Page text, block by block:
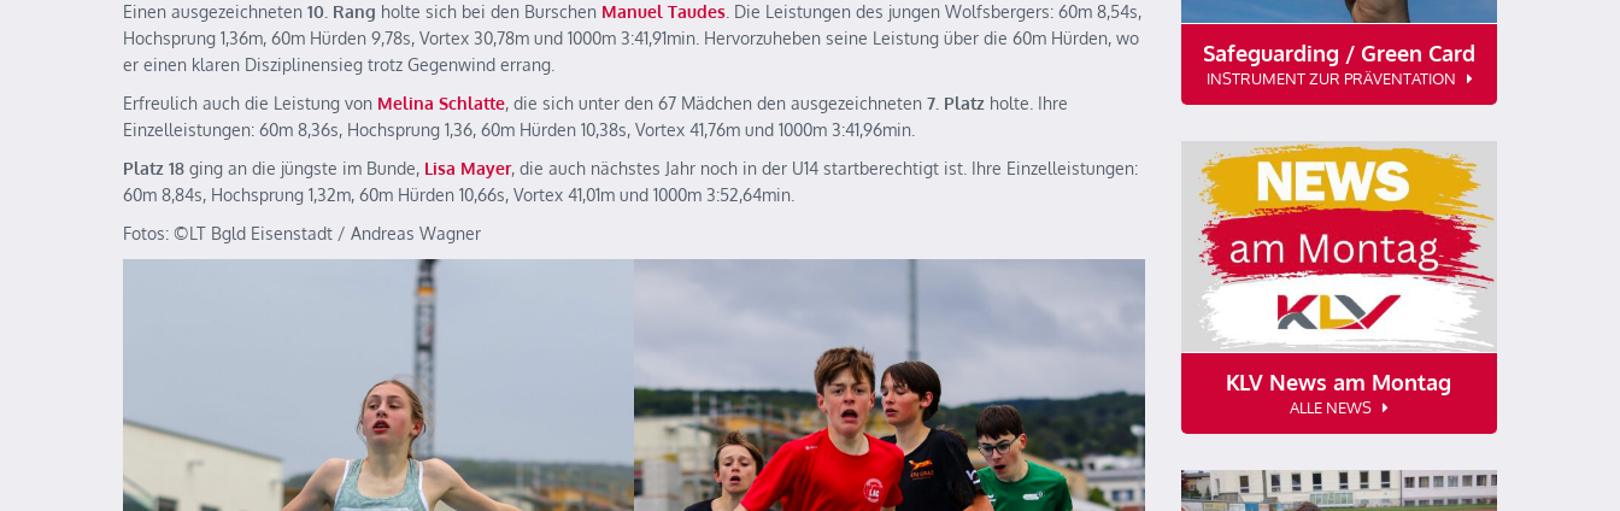
Einen ausgezeichneten 10. Rang holte sich bei den Burschen Manuel Taudes . Die Leistungen des jungen Wolfsbergers: 60m 8,54s,
Hochsprung 1,36m, 60m Hürden 9,78s, Vortex 30,78m und 1000m 3:41,91min. Hervorzuheben seine Leistung über die 60m Hürden, wo
er einen klaren Disziplinensieg trotz Gegenwind errang.
Erfreulich auch die Leistung von Melina Schlatte, die sich unter den 67 Mädchen den ausgezeichneten 7. Platz holte. Ihre
Einzelleistungen: 60m 8,36s, Hochsprung 1,36, 60m Hürden 10,38s, Vortex 41,76m und 1000m 3:41,96min.
Platz 18 ging an die jüngste im Bunde, Lisa Mayer, die auch nächstes Jahr noch in der U14 startberechtigt ist. Ihre Einzelleistungen:
60m 8,84s, Hochsprung 1,32m, 60m Hürden 10,66s, Vortex 41,01m und 1000m 3:52,64min.
Fotos: ©️LT Bgld Eisenstadt / Andreas Wagner
Safeguarding / Green Card
INSTRUMENT ZUR PRÄVENTATION
KLV News am Montag
ALLE NEWS